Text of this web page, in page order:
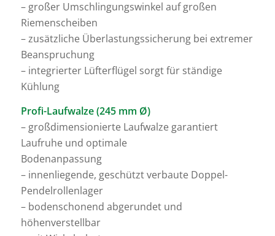
– großer Umschlingungswinkel auf großen
Riemenscheiben
– zusätzliche Überlastungssicherung bei extremer
Beanspruchung
– integrierter Lüfterflügel sorgt für ständige
Kühlung
Profi-Laufwalze (245 mm Ø)
– großdimensionierte Laufwalze garantiert
Laufruhe und optimale
Bodenanpassung
– innenliegende, geschützt verbaute Doppel-
Pendelrollenlager
– bodenschonend abgerundet und
höhenverstellbar